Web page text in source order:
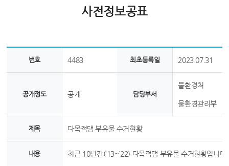
사전정보공표
번호 4483 최초등록일 2023.07.31
공개정도 공개 담당부서
물환경처
물환경관리부
제목 다목적댐 부유물 수거현황
내용 최근 10년간(`13~`22) 다목적댐 부유물 수거현황입니다.